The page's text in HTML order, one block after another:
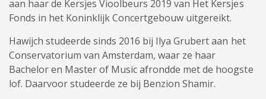
aan haar de Kersjes Vioolbeurs 2019 van Het Kersjes
Fonds in het Koninklijk Concertgebouw uitgereikt.
Hawijch studeerde sinds 2016 bij Ilya Grubert aan het
Conservatorium van Amsterdam, waar ze haar
Bachelor en Master of Music afrondde met de hoogste
lof. Daarvoor studeerde ze bij Benzion Shamir.